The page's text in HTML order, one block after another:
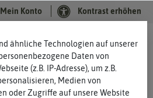
Mein Konto Kontrast erhöhen
ähnliche Technologien auf unserer
Daten von
(z.B. IP-Adresse), um z.B.
Medien von
oder Zugriffe auf unsere Website